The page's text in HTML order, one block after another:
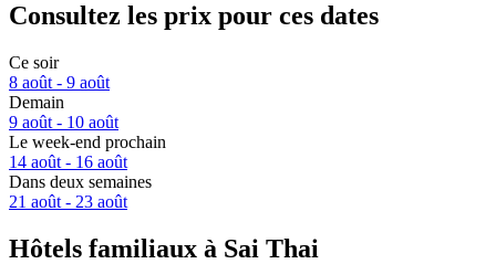
Consultez les prix pour ces dates
Ce soir
8 août - 9 août
Demain
9 août - 10 août
Le week-end prochain
14 août - 16 août
Dans deux semaines
21 août - 23 août
Hôtels familiaux à Sai Thai